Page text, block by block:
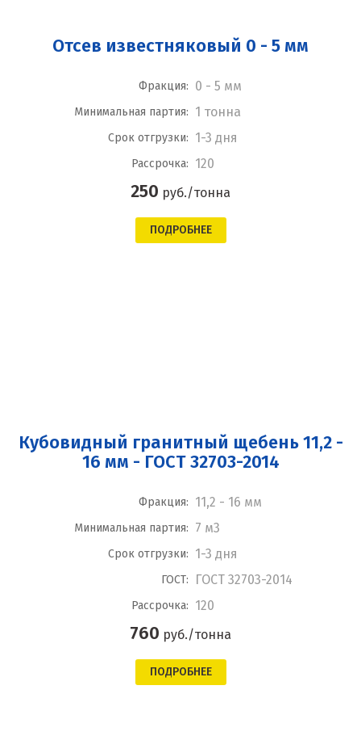
Отсев известняковый 0 - 5 мм
Фракция: 0 - 5 мм
Минимальная партия: 1 тонна
Срок отгрузки: 1-3 дня
Рассрочка: 120
250 руб./тонна
ПОДРОБНЕЕ
Кубовидный гранитный щебень 11,2 -
16 мм - ГОСТ 32703-2014
Фракция: 11,2 - 16 мм
Минимальная партия: 7 м3
Срок отгрузки: 1-3 дня
ГОСТ: ГОСТ 32703-2014
Рассрочка: 120
760 руб./тонна
ПОДРОБНЕЕ